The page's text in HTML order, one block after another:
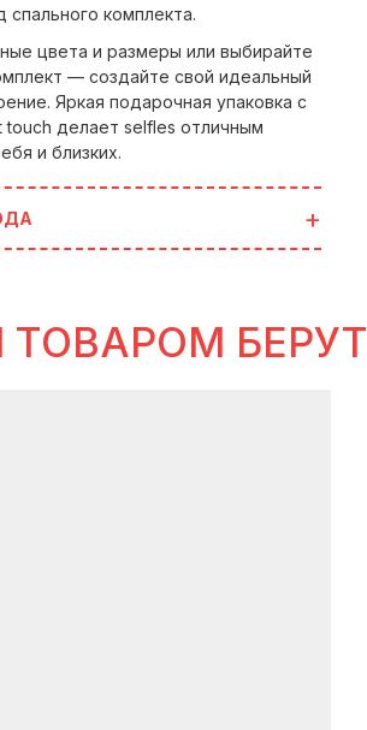
спального комплекта.
цвета и размеры или выбирайте
— создайте свой идеальный
Яркая подарочная упаковка с
делает selfles отличным
и близких.
БЕРУТ